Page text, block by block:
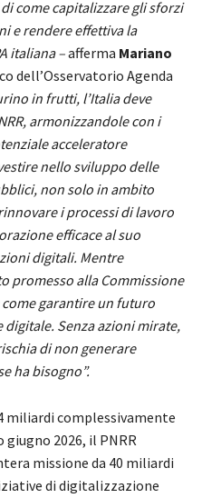
come capitalizzare gli sforzi
e rendere effettiva la
italiana –afferma Mariano
dell’Osservatorio Agenda
in frutti, l’Italia deve
armonizzandole con i
acceleratore
nello sviluppo delle
non solo in ambito
i processi di lavoro
efficace al suo
digitali. Mentre
promesso alla Commissione
garantire un futuro
Senza azioni mirate,
di non generare
ha bisogno”.
miliardi complessivamente
2026, il PNRR
missione da 40 miliardi
di digitalizzazione